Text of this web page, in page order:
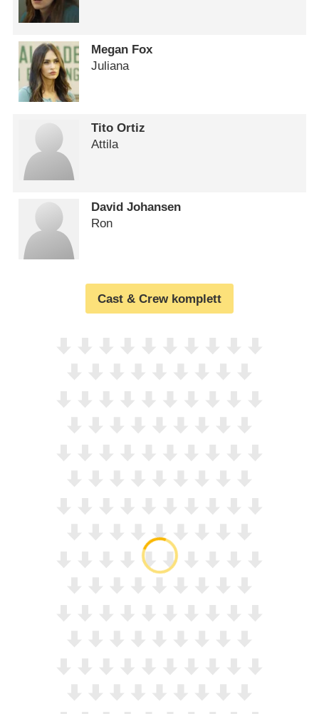
Megan Fox
Juliana
Tito Ortiz
Attila
David Johansen
Ron
Cast & Crew komplett